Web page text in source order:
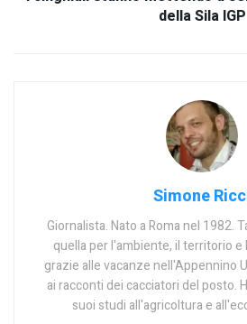
della Sila IGP
Simone
Giornalista. Nato a Roma nel 1982.
quella per l'ambiente, il territorio e
grazie alle vacanze nell'Appennino
ai racconti dei cacciatori del posto.
suoi studi all'agricoltura e